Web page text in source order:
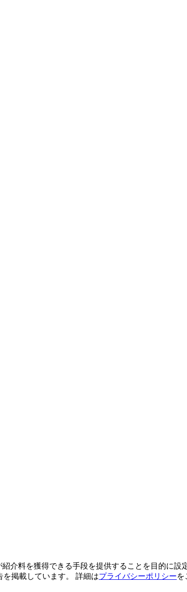
介料を獲得できる手段を提供することを目的に
を掲載しています。 詳細はプライバシーポリシーを